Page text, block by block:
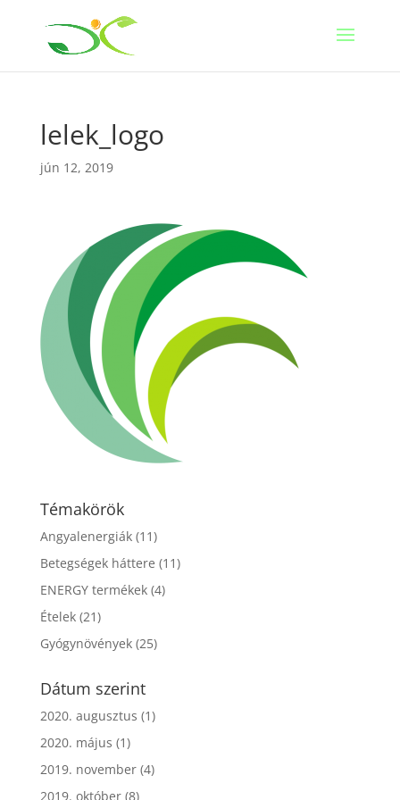
lelek_logo
jún 12, 2019
Témakörök
Angyalenergiák(11)
Betegségek háttere (11)
ENERGY termékek(4)
Ételek(21)
Gyógynövények(25)
Dátum szerint
2020. augusztus (1)
2020. május (1)
2019. november(4)
2019. október(8)